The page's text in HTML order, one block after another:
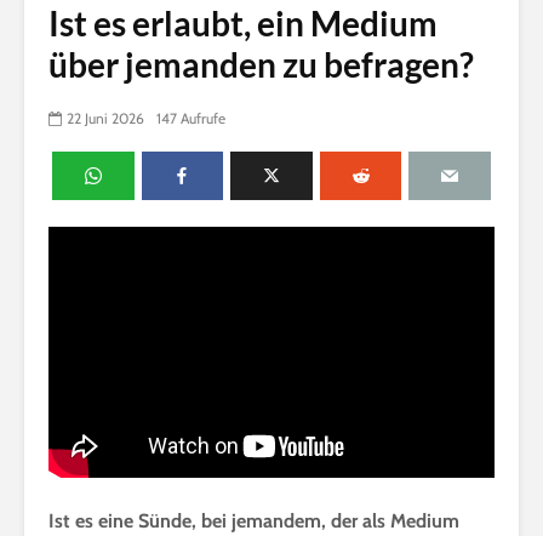
Ist es erlaubt, ein Medium
über jemanden zu befragen?
22 Juni 2026 147 Aufrufe
Ist es eine Sünde, bei jemandem, der als Medium